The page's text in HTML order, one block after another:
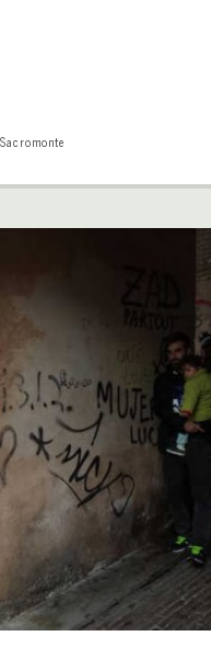
Sacromonte